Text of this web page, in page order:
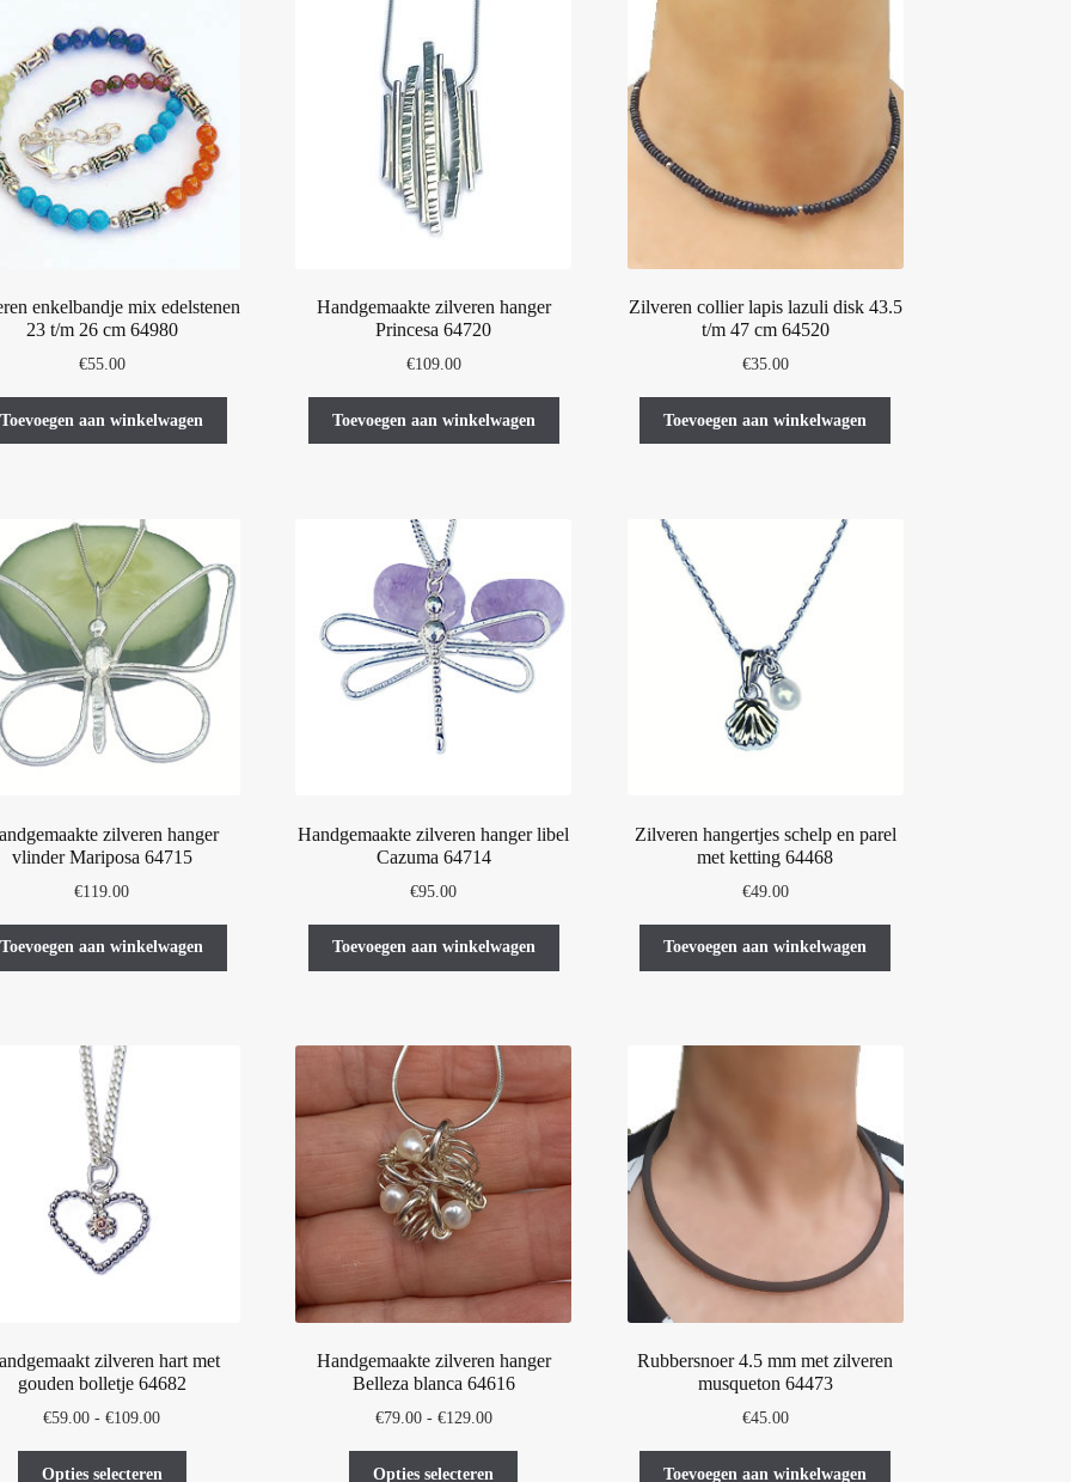
enkelbandje mix edelstenen
23 t/m 26 cm 64980
€55.00
Toevoegen aan winkelwagen
Handgemaakte zilveren hanger
Princesa 64720
€109.00
Toevoegen aan winkelwagen
Zilveren collier lapis lazuli disk 43.5
t/m 47 cm 64520
€35.00
Toevoegen aan winkelwagen
zilveren hanger
vlinder Mariposa 64715
€119.00
Toevoegen aan winkelwagen
Handgemaakte zilveren hanger libel
Cazuma 64714
€95.00
Toevoegen aan winkelwagen
Zilveren hangertjes schelp en parel
met ketting 64468
€49.00
Toevoegen aan winkelwagen
zilveren hart met
gouden bolletje 64682
€59.00 - €109.00Prijsklasse:
tot
Opties selecteren
Handgemaakte zilveren hanger
Belleza blanca 64616
€79.00 - €129.00Prijsklasse:
tot
Opties selecteren
Rubbersnoer 4.5 mm met zilveren
musqueton 64473
€45.00
Toevoegen aan winkelwagen